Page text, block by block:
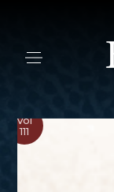
Vol
111